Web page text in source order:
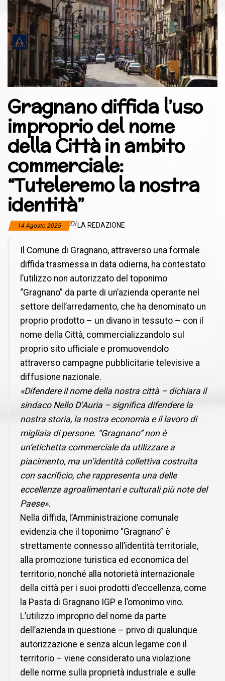
Gragnano diffida l’uso
improprio del nome
della Città in ambito
commerciale:
“Tuteleremo la nostra
identità”
14 Agosto 2025 Di LA REDAZIONE
Il Comune di Gragnano, attraverso una formale
diffida trasmessa in data odierna, ha contestato
l’utilizzo non autorizzato del toponimo
“Gragnano” da parte di un’azienda operante nel
settore dell’arredamento, che ha denominato un
proprio prodotto – un divano in tessuto – con il
nome della Città, commercializzandolo sul
proprio sito ufficiale e promuovendolo
attraverso campagne pubblicitarie televisive a
diffusione nazionale.
«Difendere il nome della nostra città – dichiara il
sindaco Nello D’Auria – significa difendere la
nostra storia, la nostra economia e il lavoro di
migliaia di persone. “Gragnano” non è
un’etichetta commerciale da utilizzare a
piacimento, ma un’identità collettiva costruita
con sacrificio, che rappresenta una delle
eccellenze agroalimentari e culturali più note del
Paese».
Nella diffida, l’Amministrazione comunale
evidenzia che il toponimo “Gragnano” è
strettamente connesso all’identità territoriale,
alla promozione turistica ed economica del
territorio, nonché alla notorietà internazionale
della città per i suoi prodotti d’eccellenza, come
la Pasta di Gragnano IGP e l’omonimo vino.
L’utilizzo improprio del nome da parte
dell’azienda in questione – privo di qualunque
autorizzazione e senza alcun legame con il
territorio – viene considerato una violazione
delle norme sulla proprietà industriale e sulle